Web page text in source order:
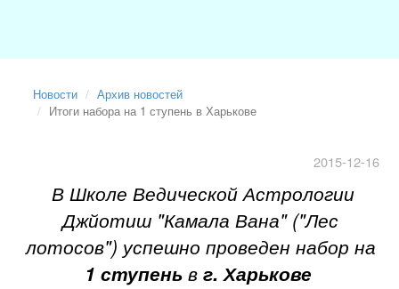
Новости
Архив новостей
Итоги набора на 1 ступень в Харькове
2015-12-16
В Школе Ведической Астрологии
Джйотиш "Камала Вана" ("Лес
лотосов") успешно проведен набор на
1 ступеньв г. Харькове